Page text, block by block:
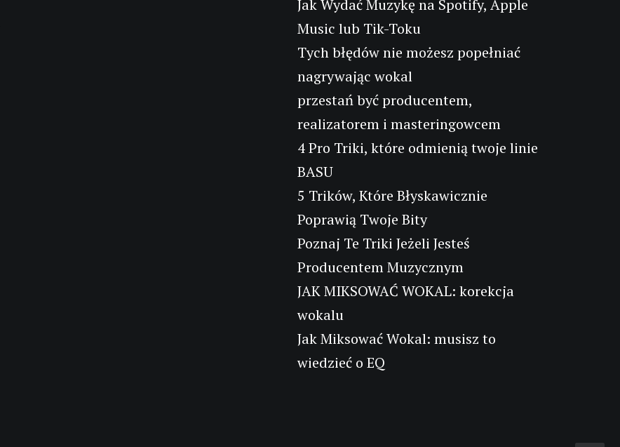
Jak Wydać Muzykę na Spotify, Apple
Music lub Tik-Toku
Tych błędów nie możesz popełniać
nagrywając wokal
przestań być producentem,
realizatorem i masteringowcem
4 Pro Triki, które odmienią twoje linie
BASU
5 Trików, Które Błyskawicznie
Poprawią Twoje Bity
Poznaj Te Triki Jeżeli Jesteś
Producentem Muzycznym
JAK MIKSOWAĆ WOKAL: korekcja
wokalu
Jak Miksować Wokal: musisz to
wiedzieć o EQ